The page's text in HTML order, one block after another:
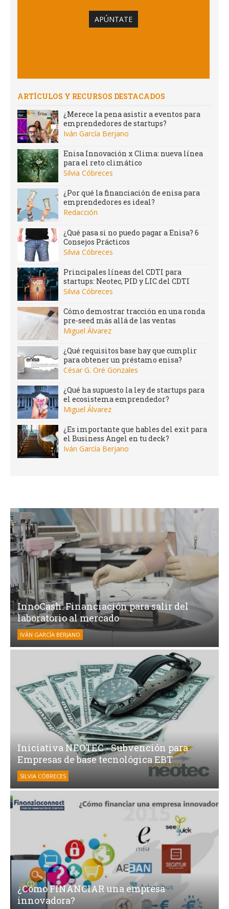
APÚNTATE
ARTÍCULOS Y RECURSOS DESTACADOS
¿Merece la pena asistir a eventos para
emprendedores de startups?
Iván García Berjano
Enisa Innovación x Clima: nueva línea
para el reto climático
Silvia Cóbreces
¿Por qué la financiación de enisa para
emprendedores es ideal?
Redacción
¿Qué pasa si no puedo pagar a Enisa? 6
Consejos Prácticos
Silvia Cóbreces
Principales líneas del CDTI para
startups: Neotec, PID y LIC del CDTI
Silvia Cóbreces
Cómo demostrar tracción en una ronda
pre-seed más allá de las ventas
Miguel Álvarez
¿Qué requisitos base hay que cumplir
para obtener un préstamo enisa?
César G. Oré Gonzales
¿Qué ha supuesto la ley de startups para
el ecosistema emprendedor?
Miguel Álvarez
¿Es importante que hables del exit para
el Business Angel en tu deck?
Iván García Berjano
InnoCash: Financiación para salir del
laboratorio al mercado
IVÁN GARCÍA BERJANO
Iniciativa NEOTEC - Subvención para
Empresas de base tecnológica EBT
SILVIA CÓBRECES
¿Cómo FINANCIAR una empresa
innovadora?